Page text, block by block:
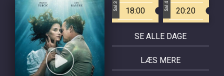
Sal 3 18:00 Sal 4 20:20
SE ALLE DAGE
LÆS MERE